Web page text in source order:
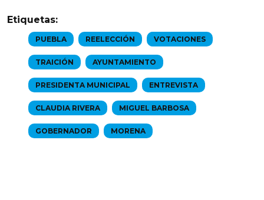
Etiquetas:
PUEBLA REELECCIÓN VOTACIONES
TRAICIÓN AYUNTAMIENTO
PRESIDENTA MUNICIPAL ENTREVISTA
CLAUDIA RIVERA MIGUEL BARBOSA
GOBERNADOR MORENA